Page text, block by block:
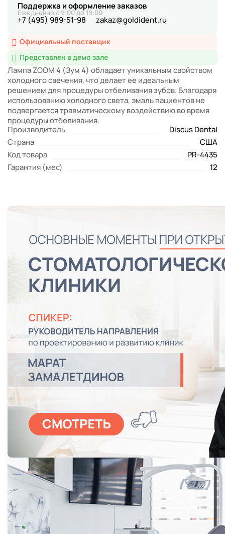
Официальный поставщик
Представлен в демо зале
Лампа ZOOM 4 (Зум 4) обладает уникальным свойством
холодного свечения, что делает ее идеальным
решением для процедуры отбеливания зубов. Благодаря
использованию холодного света, эмаль пациентов не
подвергается травматическому воздействию во время
процедуры отбеливания.
Производитель
Discus Dental
Страна
США
Код товара
PR-4435
Гарантия (мес)
12
Поддержка и оформление заказов
Ежедневно с 9:00 до 19:00
+7 (495) 989-51-98 zakaz@goldident.ru